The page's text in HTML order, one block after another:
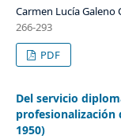
Carmen Lucía Galeno
266-293
PDF
Del servicio
profesionalización
1950)